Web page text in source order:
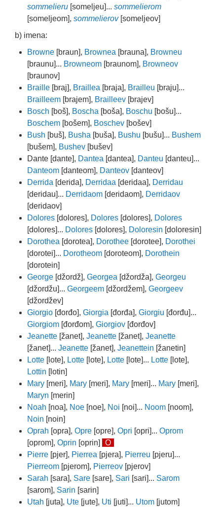
sommelieru [someljeu]... sommelierom
[someljeom], sommelierov [someljeov]
b) imena:
Browne [braun], Brownea [brauna], Browneu
[braunu]... Browneom [braunom], Browneov
[braunov]
Braille [braj], Braillea [braja], Brailleu [braju]...
Brailleem [brajem], Brailleev [brajev]
Bosch [boš], Boscha [boša], Boschu [bošu]...
Boschem [bošem], Boschev [bošev]
Bush [buš], Busha [buša], Bushu [bušu]... Bushem
[bušem], Bushev [bušev]
Dante [dante], Dantea [dantea], Danteu [danteu]...
Danteom [danteom], Danteov [danteov]
Derrida [derida], Derridaa [deridaa], Derridau
[deridau]... Derridaom [deridaom], Derridaov
[deridaov]
Dolores [dolores], Dolores [dolores], Dolores
[dolores]... Dolores [dolores], Doloresin [doloresin]
Dorothea [dorotea], Dorothee [dorotee], Dorothei
[dorotei]... Dorotheom [doroteom], Dorothein
[dorotein]
George [džordž], Georgea [džordža], Georgeu
[džordžu]... Georgeem [džordžem], Georgeev
[džordžev]
Giorgio [đorđo], Giorgia [đorđa], Giorgiu [đorđu]...
Giorgiom [đorđom], Giorgiov [đorđov]
Jeanette [žanet], Jeanette [žanet], Jeanette
[žanet]... Jeanette [žanet], Jeanettein [žanetin]
Lotte [lote], Lotte [lote], Lotte [lote]... Lotte [lote],
Lottin [lotin]
Mary [meri], Mary [meri], Mary [meri]... Mary [meri],
Maryn [merin]
Noah [noa], Noe [noe], Noi [noi]... Noom [noom],
Noin [noin]
Oprah [opra], Opre [opre], Opri [opri]... Oprom
[oprom], Oprin [oprin]
O
Pierre [pjer], Pierrea [pjera], Pierreu [pjeru]...
Pierreom [pjerom], Pierreov [pjerov]
Sarah [sara], Sare [sare], Sari [sari]... Sarom
[sarom], Sarin [sarin]
Utah [juta], Ute [jute], Uti [juti]... Utom [jutom]